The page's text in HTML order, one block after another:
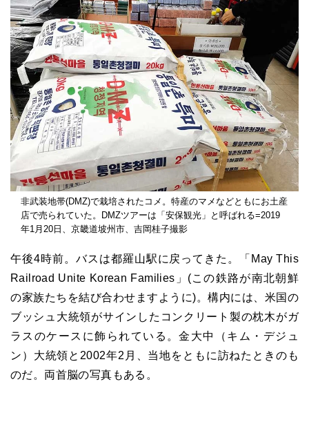
非武装地帯(DMZ)で栽培されたコメ。特産のマメなどともにお土産
店で売られていた。DMZツアーは「安保観光」と呼ばれる=2019
年1月20日、京畿道坡州市、吉岡桂子撮影
午後4時前。バスは都羅山駅に戻ってきた。「May This
Railroad Unite Korean Families」(この鉄路が南北朝鮮
の家族たちを結び合わせますように)。構内には、米国の
ブッシュ大統領がサインしたコンクリート製の枕木がガ
ラスのケースに飾られている。金大中（キム・デジュ
ン）大統領と2002年2月、当地をともに訪ねたときのも
のだ。両首脳の写真もある。